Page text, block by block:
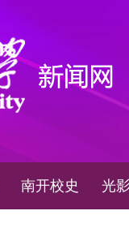
南开校史 光